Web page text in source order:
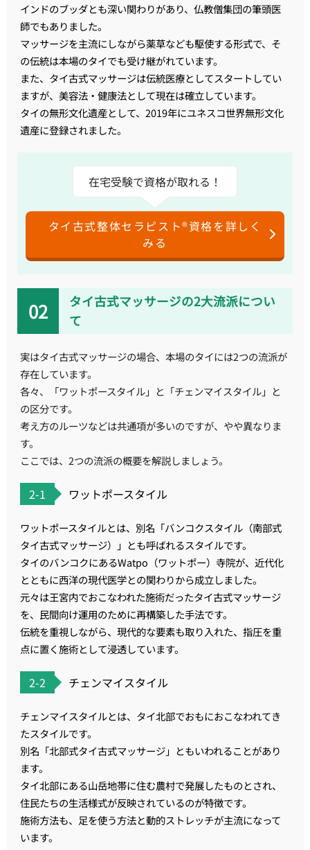
インドのブッダとも深い関わりがあり、仏教僧集団の筆頭医
師でもありました。
マッサージを主流にしながら薬草なども駆使する形式で、そ
の伝統は本場のタイでも受け継がれています。
また、タイ古式マッサージは伝統医療としてスタートしてい
ますが、美容法・健康法として現在は確立しています。
タイの無形文化遺産として、2019年にユネスコ世界無形文化
遺産に登録されました。
在宅受験で資格が取れる！
タイ古式整体セラピスト®資格を詳しく
みる
タイ古式マッサージの2大流派につい
て
実はタイ古式マッサージの場合、本場のタイには2つの流派が
存在しています。
各々、「ワットポースタイル」と「チェンマイスタイル」と
の区分です。
考え方のルーツなどは共通項が多いのですが、やや異なりま
す。
ここでは、2つの流派の概要を解説しましょう。
2-1 ワットポースタイル
ワットポースタイルとは、別名「バンコクスタイル（南部式
タイ古式マッサージ）」とも呼ばれるスタイルです。
タイのバンコクにあるWatpo（ワットポー）寺院が、近代化
とともに西洋の現代医学との関わりから成立しました。
元々は王宮内でおこなわれた施術だったタイ古式マッサージ
を、民間向け運用のために再構築した手法です。
伝統を重視しながら、現代的な要素も取り入れた、指圧を重
点に置く施術として浸透しています。
2-2 チェンマイスタイル
チェンマイスタイルとは、タイ北部でおもにおこなわれてき
たスタイルです。
別名「北部式タイ古式マッサージ」ともいわれることがあり
ます。
タイ北部にある山岳地帯に住む農村で発展したものとされ、
住民たちの生活様式が反映されているのが特徴です。
施術方法も、足を使う方法と動的ストレッチが主流になって
います。